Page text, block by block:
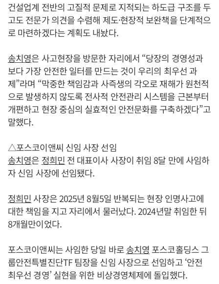
건설업계 전반의 고질적 문제로 지적되는 하도급 구조를 두
고도 전문가 의견을 수렴해 제도·현장적 보완책을 단계적으
로 마련하겠다는 계획도 내놨다.
송치영은 사고현장을 방문한 자리에서 “당장의 경영성과
보다 가장 안전한 일터를 만드는 것이 우리의 최우선 과
제”라며 “막중한 책임감과 사즉생의 각오로 재해가 원천적
으로 발생하지 않도록 전사적 안전관리 시스템을 근본부터
개편하고 현장 중심의 실효적인 안전문화를 구축하겠다”고
말했다.
△포스코이앤씨 신임 사장 선임
송치영은 정희민 전 대표이사 사장이 취임 8달 만에 사임하
자 신임 사장에 선임됐다.
정희민 사장은 2025년 8월5일 반복되는 현장 인명사고에
대한 책임을 지고 자리에서 물러났다. 2024년말 취임한 뒤
8개월만이었다.
포스코이앤씨는 사임한 당일 바로송치영 포스코홀딩스 그
룹안전특별진단TF 팀장을 신임 사장으로 선임하고 ‘안전
최우선 경영’ 실현을 위한 비상경영체제에 돌입했다.